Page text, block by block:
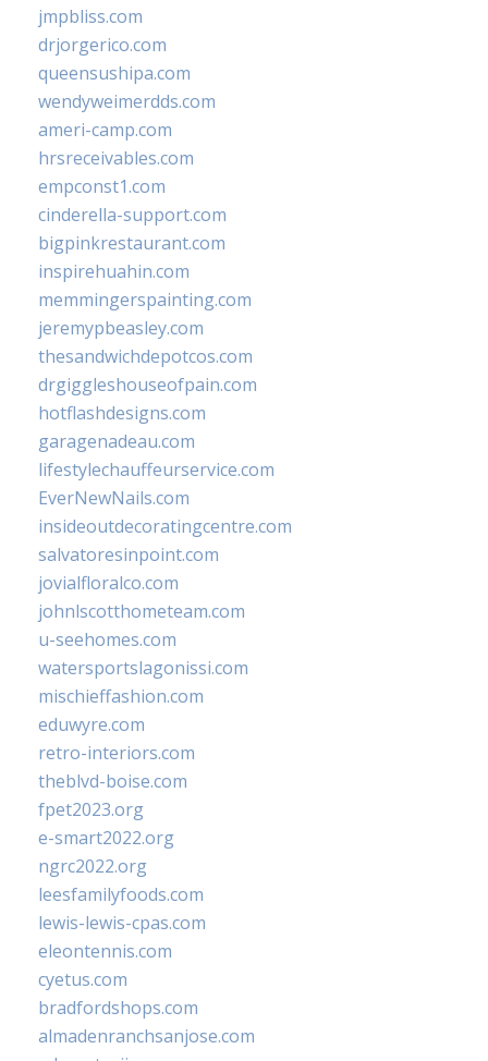
jmpbliss.com
drjorgerico.com
queensushipa.com
wendyweimerdds.com
ameri-camp.com
hrsreceivables.com
empconst1.com
cinderella-support.com
bigpinkrestaurant.com
inspirehuahin.com
memmingerspainting.com
jeremypbeasley.com
thesandwichdepotcos.com
drgiggleshouseofpain.com
hotflashdesigns.com
garagenadeau.com
lifestylechauffeurservice.com
EverNewNails.com
insideoutdecoratingcentre.com
salvatoresinpoint.com
jovialfloralco.com
johnlscotthometeam.com
u-seehomes.com
watersportslagonissi.com
mischieffashion.com
eduwyre.com
retro-interiors.com
theblvd-boise.com
fpet2023.org
e-smart2022.org
ngrc2022.org
leesfamilyfoods.com
lewis-lewis-cpas.com
eleontennis.com
cyetus.com
bradfordshops.com
almadenranchsanjose.com